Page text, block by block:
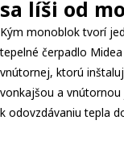
A+++
sa líši od
Kým monoblok tvorí
tepelné čerpadlo
vnútornej, ktorú
vonkajšou a
k odovzdávaniu tepla